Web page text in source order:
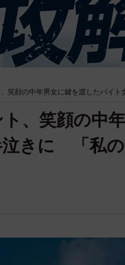
笑顔の中年男女に鍵を渡したバイ
、笑顔の中
きに 「私